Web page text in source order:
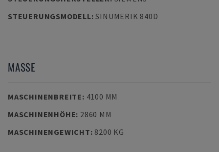
STEUERUNGSMODELL:SINUMERIK 840D
MASSE
MASCHINENBREITE: 4100 MM
MASCHINENHÖHE: 2860 MM
MASCHINENGEWICHT: 8200 KG